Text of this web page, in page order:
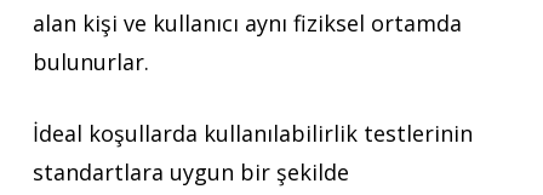
alan kişi ve kullanıcı aynı fiziksel ortamda
bulunurlar.
İdeal koşullarda kullanılabilirlik testlerinin
standartlara uygun bir şekilde